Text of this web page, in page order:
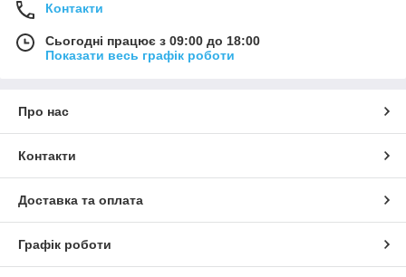
Контакти
Сьогодні працює з 09:00 до 18:00
Показати весь графік роботи
Про нас
Контакти
Доставка та оплата
Графік роботи